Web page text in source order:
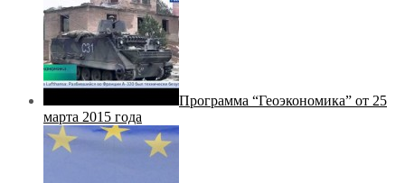
Программа “Геоэкономика” от 25
марта 2015 года